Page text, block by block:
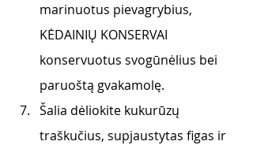
marinuotus pievagrybius,
KĖDAINIŲ KONSERVAI
konservuotus svogūnėlius bei
paruoštą gvakamolę.
Šalia dėliokite kukurūzų
traškučius, supjaustytas figas ir